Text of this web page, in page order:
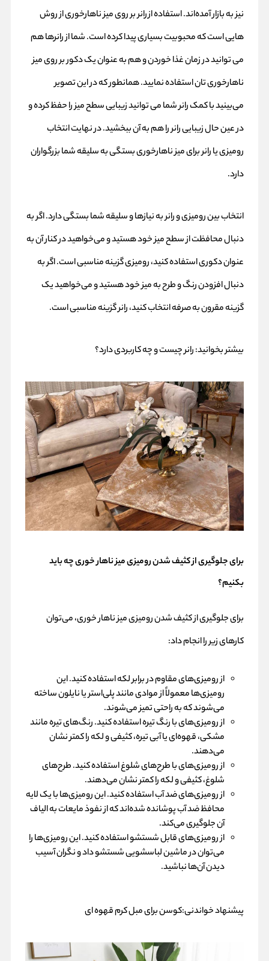
نیز به بازار آمده‌اند. استفاده ازرانربر روی میز ناهارخوری از روش
هایی است که محبوبیت بسیاری پیدا کرده است. شما از رانرها هم
می توانید در زمان غذا خوردن و هم به عنوان یک دکور بر روی میز
ناهارخوری تان استفاده نمایید. همانطور که در این تصویر
می‌بینید با کمک رانر شما می توانید زیبایی سطح میز را حفظ کرده و
در عین حال زیبایی رانر را هم به آن ببخشید. در نهایت انتخاب
رومیزی یا رانر برای میز ناهارخوری بستگی به سلیقه شما بزرگواران
دارد.
انتخاب بین رومیزی و رانر به نیازها و سلیقه شما بستگی دارد. اگر به
دنبال محافظت از سطح میز خود هستید و می‌خواهید در کنار آن به
عنوان دکوری استفاده کنید، رومیزی گزینه مناسبی است. اگر به
دنبال افزودن رنگ و طرح به میز خود هستید و می‌خواهید یک
گزینه مقرون به صرفه انتخاب کنید، رانر گزینه مناسبی است.
بیشتر بخوانید:رانر چیست و چه کاربردی دارد؟
برای جلوگیری از کثیف شدن رومیزی میز ناهار خوری چه باید
بکنیم؟
برای جلوگیری از کثیف شدن رومیزی میز ناهار خوری، می‌توان
کارهای زیر را انجام داد:
از رومیزی‌های مقاوم در برابر لکه استفاده کنید. این
رومیزی‌ها معمولاً از موادی مانند پلی‌استر یا نایلون ساخته
می‌شوند که به راحتی تمیز می‌شوند.
از رومیزی‌های با رنگ تیره استفاده کنید. رنگ‌های تیره مانند
مشکی، قهوه‌ای یا آبی تیره، کثیفی و لکه را کمتر نشان
می‌دهند.
از رومیزی‌های با طرح‌های شلوغ استفاده کنید. طرح‌های
شلوغ، کثیفی و لکه را کمتر نشان می‌دهند.
از رومیزی‌های ضد آب استفاده کنید. این رومیزی‌ها با یک لایه
محافظ ضد آب پوشانده شده‌اند که از نفوذ مایعات به الیاف
آن جلوگیری می‌کند.
از رومیزی‌های قابل شستشو استفاده کنید. این رومیزی‌ها را
می‌توان در ماشین لباسشویی شستشو داد و نگران آسیب
دیدن آن‌ها نباشید.
پیشنهاد خواندنی:کوسن برای مبل کرم قهوه ای